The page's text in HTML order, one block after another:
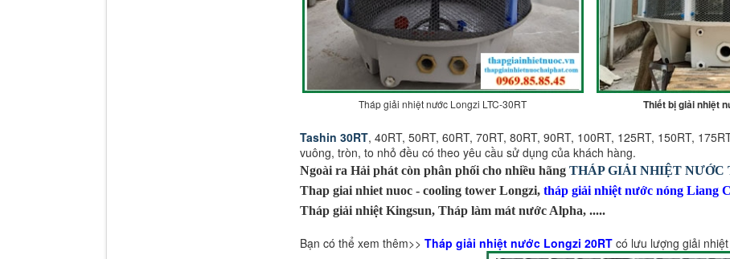
Tháp giải nhiệt nước Longzi LTC-30RT Thiết bị giải nhiệt
Tashin 30RT, 40RT, 50RT, 60RT, 70RT, 80RT, 90RT, 100RT, 125RT, 150RT,
vuông, tròn, to nhỏ đều có theo yêu cầu sử dụng của khách hàng.
Ngoài ra Hải phát còn phân phối cho nhiều hãng THÁP GIẢI NHIỆT NƯỚC
Thap giai nhiet nuoc - cooling tower Longzi, tháp giải nhiệt nước nóng Liang
Tháp giải nhiệt Kingsun, Tháp làm mát nước Alpha, .....
Bạn có thể xem thêm>> Tháp giải nhiệt nước Longzi 20RTcó lưu lượng giải